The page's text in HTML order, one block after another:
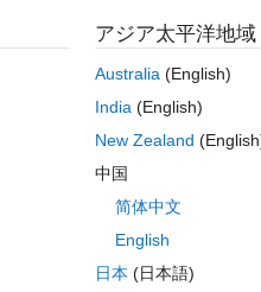
票
to
Silly
do I
質問済み:
2025 年 6 月
回答済み:
採用済み:
アジア太平洋地域
Australia(English)
India(English)
New Zealand
中国
简体中文
English
日本 (日本語)